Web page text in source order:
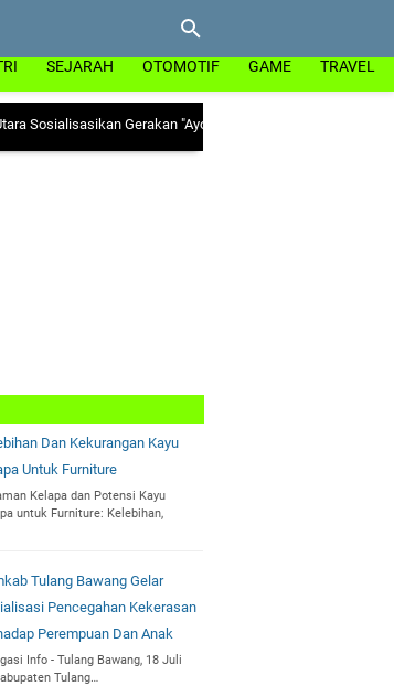
SEJARAH OTOMOTIF GAME TRAVEL
Gerakan "Ayo Minum Tablet Tambah Darah" di
Dan Kekurangan Kayu
Untuk Furniture
Kelapa dan Potensi Kayu
untuk Furniture: Kelebihan,
Tulang Bawang Gelar
Pencegahan Kekerasan
Perempuan Dan Anak
Info - Tulang Bawang, 18 Juli
Tulang…